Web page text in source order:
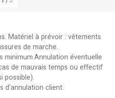
Matériel à prévoir : vêtements
de marche.
minimum.Annulation éventuelle
de mauvais temps ou effectif
possible).
d'annulation client.